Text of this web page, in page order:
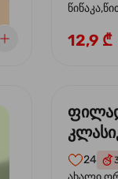
სოუსი,
12,9 ₾
24